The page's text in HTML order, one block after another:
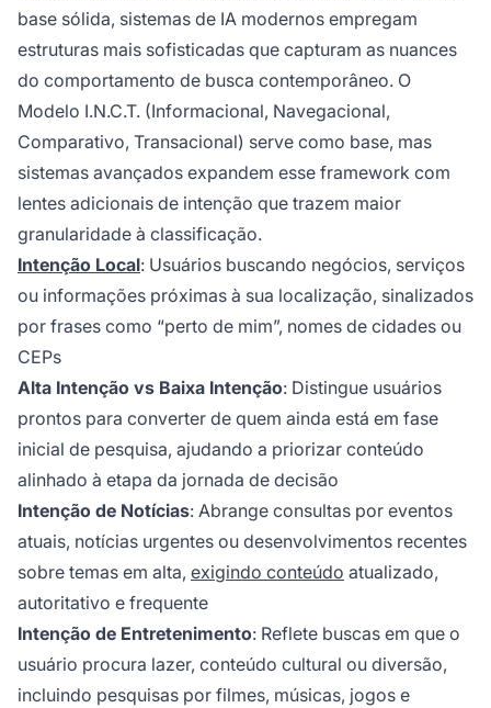
base sólida, sistemas de IA modernos empregam
estruturas mais sofisticadas que capturam as nuances
do comportamento de busca contemporâneo. O
Modelo I.N.C.T. (Informacional, Navegacional,
Comparativo, Transacional) serve como base, mas
sistemas avançados expandem esse framework com
lentes adicionais de intenção que trazem maior
granularidade à classificação.
Intenção Local: Usuários buscando negócios, serviços
ou informações próximas à sua localização, sinalizados
por frases como “perto de mim”, nomes de cidades ou
CEPs
Alta Intenção vs Baixa Intenção: Distingue usuários
prontos para converter de quem ainda está em fase
inicial de pesquisa, ajudando a priorizar conteúdo
alinhado à etapa da jornada de decisão
Intenção de Notícias: Abrange consultas por eventos
atuais, notícias urgentes ou desenvolvimentos recentes
sobre temas em alta, exigindo conteúdo atualizado,
autoritativo e frequente
Intenção de Entretenimento: Reflete buscas em que o
usuário procura lazer, conteúdo cultural ou diversão,
incluindo pesquisas por filmes, músicas, jogos e